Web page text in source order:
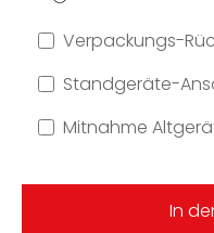
Verpackungs-
Standgeräte-
Mitnahme
In